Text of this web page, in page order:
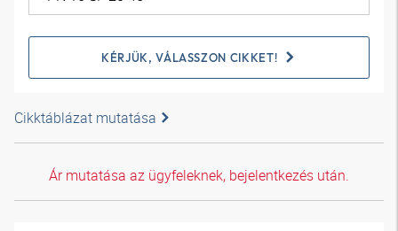
KÉRJÜK, VÁLASSZON CIKKET!
Cikktáblázat mutatása
Ár mutatása az ügyfeleknek, bejelentkezés után.